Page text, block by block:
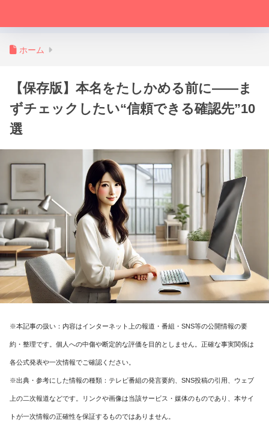
ホーム
【保存版】本名をたしかめる前に——ま
ずチェックしたい“信頼できる確認先”10
選
※本記事の扱い：内容はインターネット上の報道・番組・SNS等の公開情報の要
約・整理です。個人への中傷や断定的な評価を目的としません。正確な事実関係は
各公式発表や一次情報でご確認ください。
※出典・参考にした情報の種類：テレビ番組の発言要約、SNS投稿の引用、ウェブ
上の二次報道などです。リンクや画像は当該サービス・媒体のものであり、本サイ
トが一次情報の正確性を保証するものではありません。